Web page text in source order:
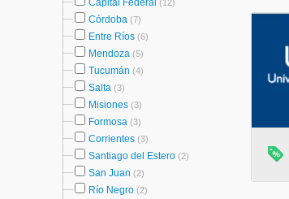
Capital Federal (12)
Córdoba (7)
Entre Ríos (6)
Mendoza (5)
Tucumán (4)
Salta (3)
Misiones (3)
Formosa (3)
Corrientes (3)
Santiago del Estero (2)
San Juan (2)
Río Negro (2)